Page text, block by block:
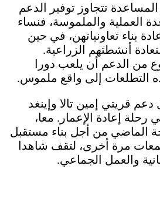
تتجاوز توفير الدعم
العملية والملموسة، فنساء
بناء تعاونياتهن، في حين
أنشطتهم الزراعية.
من الدعم أن يلعب دورا
التطلعات إلى واقع ملموس.
قريتي إمين تالا وإينغد
إعادة الإعمار. معا،
الماضي من أجل بناء مستقبل
مرة أخرى، لتقف شاهدا
والعمل الجماعي.